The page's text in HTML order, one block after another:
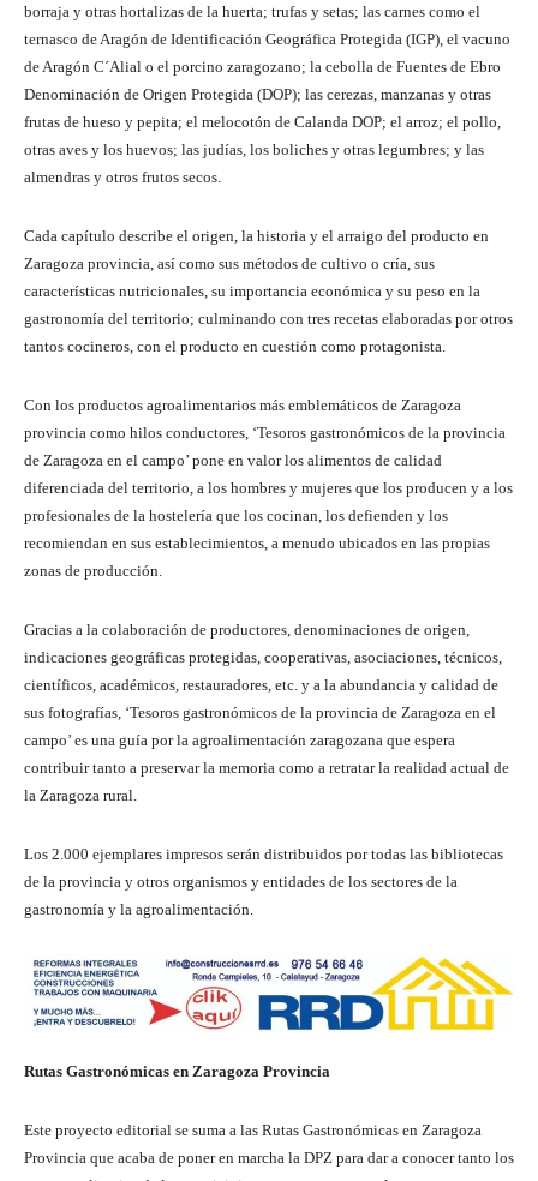
borraja y otras hortalizas de la huerta; trufas y setas; las carnes como el
ternasco de Aragón de Identificación Geográfica Protegida (IGP), el vacuno
de Aragón C´Alial o el porcino zaragozano; la cebolla de Fuentes de Ebro
Denominación de Origen Protegida (DOP); las cerezas, manzanas y otras
frutas de hueso y pepita; el melocotón de Calanda DOP; el arroz; el pollo,
otras aves y los huevos; las judías, los boliches y otras legumbres; y las
almendras y otros frutos secos.
Cada capítulo describe el origen, la historia y el arraigo del producto en
Zaragoza provincia, así como sus métodos de cultivo o cría, sus
características nutricionales, su importancia económica y su peso en la
gastronomía del territorio; culminando con tres recetas elaboradas por otros
tantos cocineros, con el producto en cuestión como protagonista.
Con los productos agroalimentarios más emblemáticos de Zaragoza
provincia como hilos conductores, ‘Tesoros gastronómicos de la provincia
de Zaragoza en el campo’ pone en valor los alimentos de calidad
diferenciada del territorio, a los hombres y mujeres que los producen y a los
profesionales de la hostelería que los cocinan, los defienden y los
recomiendan en sus establecimientos, a menudo ubicados en las propias
zonas de producción.
Gracias a la colaboración de productores, denominaciones de origen,
indicaciones geográficas protegidas, cooperativas, asociaciones, técnicos,
científicos, académicos, restauradores, etc. y a la abundancia y calidad de
sus fotografías, ‘Tesoros gastronómicos de la provincia de Zaragoza en el
campo’ es una guía por la agroalimentación zaragozana que espera
contribuir tanto a preservar la memoria como a retratar la realidad actual de
la Zaragoza rural.
Los 2.000 ejemplares impresos serán distribuidos por todas las bibliotecas
de la provincia y otros organismos y entidades de los sectores de la
gastronomía y la agroalimentación.
Rutas Gastronómicas en Zaragoza Provincia
Este proyecto editorial se suma a las Rutas Gastronómicas en Zaragoza
Provincia que acaba de poner en marcha la DPZ para dar a conocer tanto los